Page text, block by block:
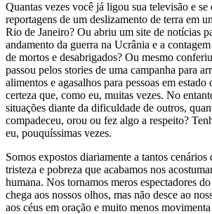
Quantas vezes você já ligou sua televisão e se
reportagens de um deslizamento de terra em
Rio de Janeiro? Ou abriu um site de notícias
andamento da guerra na Ucrânia e a
de mortos e desabrigados? Ou mesmo
passou pelos stories de uma campanha para
alimentos e agasalhos para pessoas em estado
certeza que, como eu, muitas vezes. No
situações diante da dificuldade de outros,
compadeceu, orou ou fez algo a respeito?
eu, pouquíssimas vezes.
Somos expostos diariamente a tantos
tristeza e pobreza que acabamos nos
humana. Nos tornamos meros espectadores
chega aos nossos olhos, mas não desce ao
aos céus em oração e muito menos